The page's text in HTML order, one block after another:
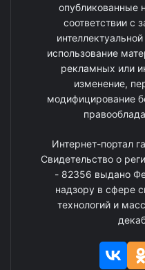
опубликованные
соответствии с
использование
рекламных или
изменение,
модифицирование
Интернет-портал
Свидетельство о
- 82356 выдано
надзору в сфере
технологий и